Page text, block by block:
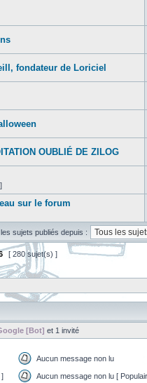
fondateur de Loriciel
OUBLIÉ DE ZILOG
]
sur le forum
sujets publiés depuis :
[ 280 sujet(s) ]
[Bot] et 1 invité
Aucun message non lu
] Aucun message non lu [